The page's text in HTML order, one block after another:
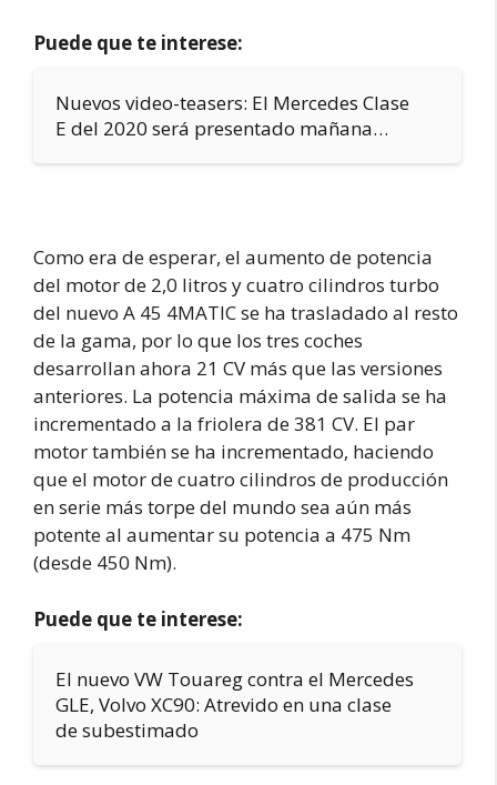
Puede que te interese:
Nuevos video-teasers: El Mercedes Clase
E del 2020 será presentado mañana…
Como era de esperar, el aumento de potencia
del motor de 2,0 litros y cuatro cilindros turbo
del nuevo A 45 4MATIC se ha trasladado al resto
de la gama, por lo que los tres coches
desarrollan ahora 21 CV más que las versiones
anteriores. La potencia máxima de salida se ha
incrementado a la friolera de 381 CV. El par
motor también se ha incrementado, haciendo
que el motor de cuatro cilindros de producción
en serie más torpe del mundo sea aún más
potente al aumentar su potencia a 475 Nm
(desde 450 Nm).
Puede que te interese:
El nuevo VW Touareg contra el Mercedes
GLE, Volvo XC90: Atrevido en una clase
de subestimado